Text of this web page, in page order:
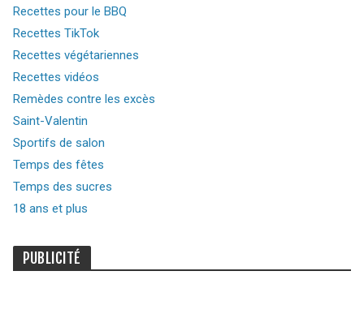
Recettes pour le BBQ
Recettes TikTok
Recettes végétariennes
Recettes vidéos
Remèdes contre les excès
Saint-Valentin
Sportifs de salon
Temps des fêtes
Temps des sucres
18 ans et plus
PUBLICITÉ